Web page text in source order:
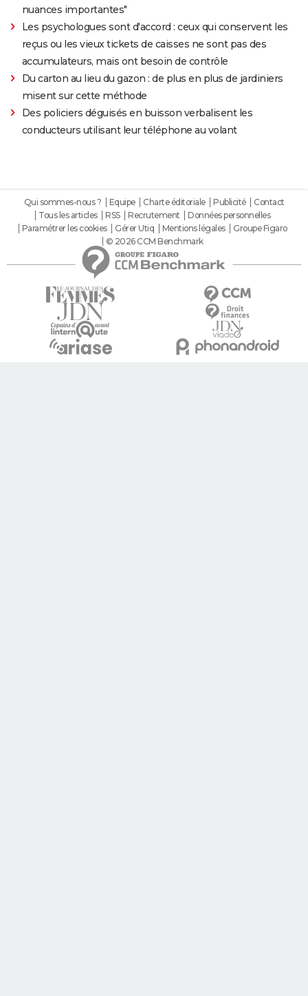
nuances importantes"
Les psychologues sont d'accord : ceux qui conservent les
reçus ou les vieux tickets de caisses ne sont pas des
accumulateurs, mais ont besoin de contrôle
Du carton au lieu du gazon : de plus en plus de jardiniers
misent sur cette méthode
Des policiers déguisés en buisson verbalisent les
conducteurs utilisant leur téléphone au volant
Qui sommes-nous ? Equipe Charte éditoriale Publicité
Contact
Tous les articles
RSS Recrutement
Données personnelles
Paramétrer les cookies
Gérer Utiq Mentions légales
Groupe Figaro
© 2026 CCM Benchmark